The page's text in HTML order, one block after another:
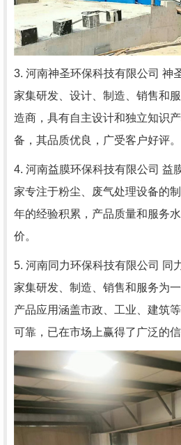
3. 河南神圣环保科技有限公司 神
家集研发、设计、制造、销售和
造商，具有自主设计和独立知识
备，其品质优良，广受客户好评。
4. 河南益膜环保科技有限公司 益
家专注于粉尘、废气处理设备的
年的经验积累，产品质量和服务
价。
5. 河南同力环保科技有限公司 同
家集研发、制造、销售和服务为
产品应用涵盖市政、工业、建筑
可靠，已在市场上赢得了广泛的信